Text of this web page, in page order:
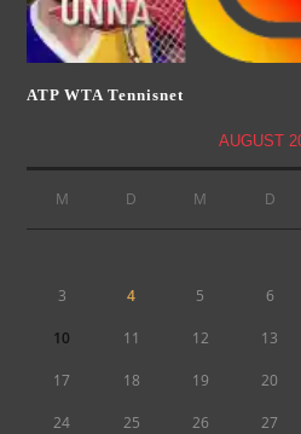
ATP WTA Tennisnet
AUGUST
M D M D
3 4 5 6
10 11 12 13
17 18 19 20
24 25 26 27